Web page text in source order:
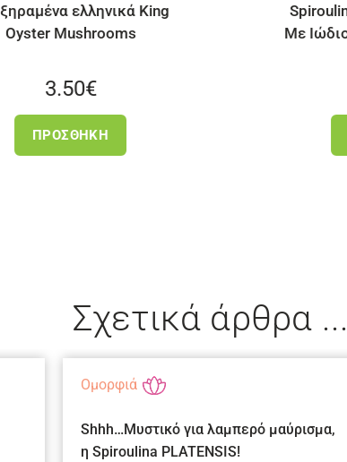
Spiroulina PLATENSIS Σκόνη
Με Ιώδιο | 20 φακελάκια των
Σχετικά άρθρα ...
Ομορφιά
Shhh…Mυστικό για λαμπερό μαύρισμα,
η Spiroulina PLATENSIS!